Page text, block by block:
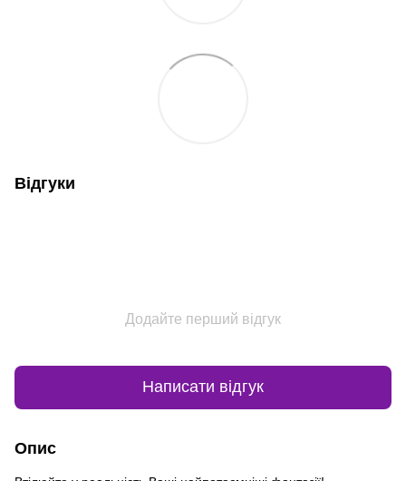
Відгуки
Додайте перший відгук
Написати відгук
Опис